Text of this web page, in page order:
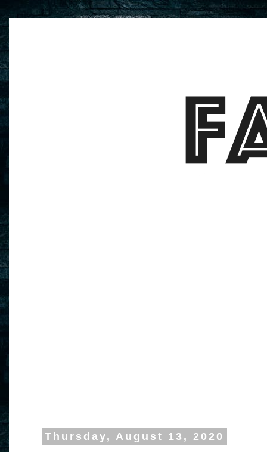
Thursday, August 13, 2020